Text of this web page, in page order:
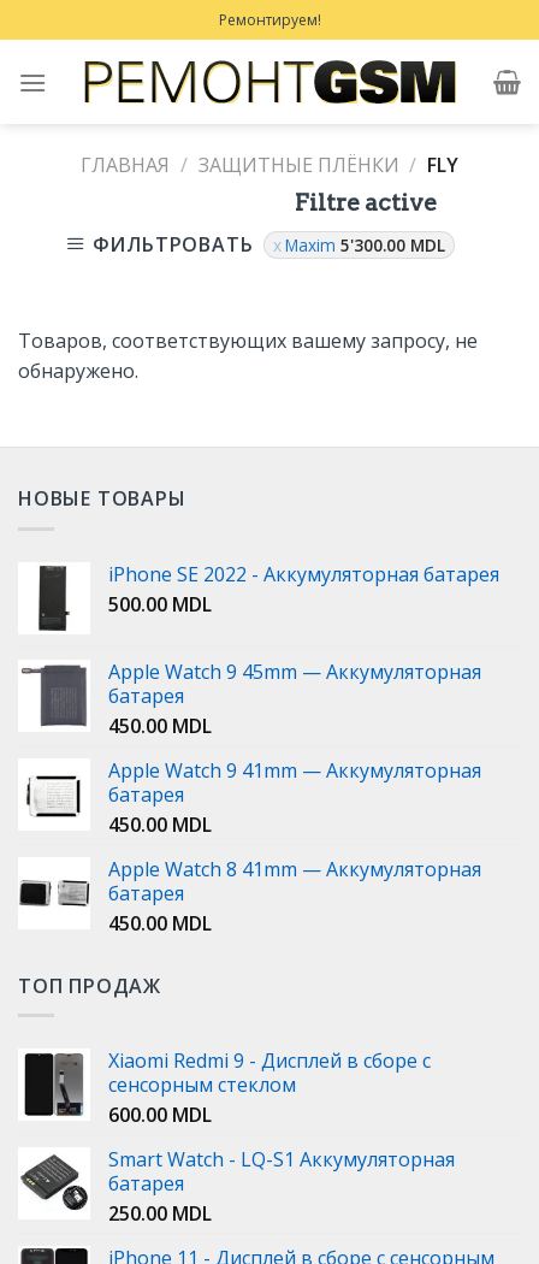
to
content
Ремонтируем!
ГЛАВНАЯ / ЗАЩИТНЫЕ ПЛЁНКИ / FLY
ФИЛЬТРОВАТЬ
Filtre active
Maxim5'300.00 MDL
Товаров, соответствующих вашему запросу, не
обнаружено.
НОВЫЕ ТОВАРЫ
iPhone SE 2022 - Аккумуляторная батарея
500.00 MDL
Apple Watch 9 45mm — Аккумуляторная
батарея
450.00 MDL
Apple Watch 9 41mm — Аккумуляторная
батарея
450.00 MDL
Apple Watch 8 41mm — Аккумуляторная
батарея
450.00 MDL
ТОП ПРОДАЖ
Xiaomi Redmi 9 - Дисплей в сборе с
сенсорным стеклом
600.00 MDL
Smart Watch - LQ-S1 Аккумуляторная
батарея
250.00 MDL
iPhone 11 - Дисплей в сборе с сенсорным